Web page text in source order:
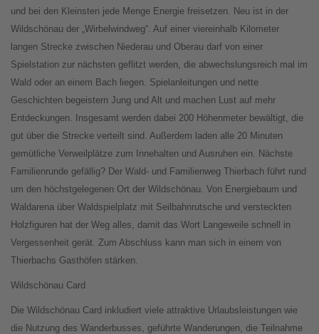
und bei den Kleinsten jede Menge Energie freisetzen. Neu ist in der
Wildschönau der „Wirbelwindweg“. Auf einer viereinhalb Kilometer
langen Strecke zwischen Niederau und Oberau darf von einer
Spielstation zur nächsten geflitzt werden, die abwechslungsreich mal im
Wald oder an einem Bach liegen. Spielanleitungen und nette
Geschichten begeistern Jung und Alt und machen Lust auf mehr
Entdeckungen. Insgesamt werden dabei 200 Höhenmeter bewältigt, die
gut über die Strecke verteilt sind. Außerdem laden alle 20 Minuten
gemütliche Verweilplätze zum Innehalten und Ausruhen ein. Nächste
Familienrunde gefällig? Der Wald- und Familienweg Thierbach führt rund
um den höchstgelegenen Ort der Wildschönau. Von Energiebaum und
Waldarena über Waldspielplatz mit Seilbahnrutsche und versteckten
Holzfiguren hat der Weg alles, damit das Wort Langeweile schnell in
Vergessenheit gerät. Zum Abschluss kann man sich in einem von
Thierbachs Gasthöfen stärken.
Wildschönau Card
Die Wildschönau Card inkludiert viele attraktive Urlaubsleistungen wie
die Nutzung des Wanderbusses, geführte Wanderungen, die Teilnahme